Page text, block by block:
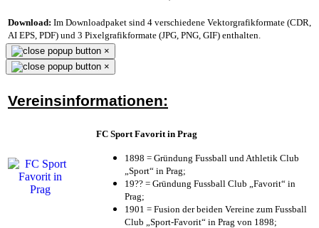
Download: Im Downloadpaket sind 4 verschiedene Vektorgrafikformate (CDR,
AI EPS, PDF) und 3 Pixelgrafikformate (JPG, PNG, GIF) enthalten.
×
×
Vereinsinformationen:
FC Sport Favorit in Prag
1898 = Gründung Fussball und Athletik Club
„Sport“ in Prag;
19?? = Gründung Fussball Club „Favorit“ in
Prag;
1901 = Fusion der beiden Vereine zum Fussball
Club „Sport-Favorit“ in Prag von 1898;